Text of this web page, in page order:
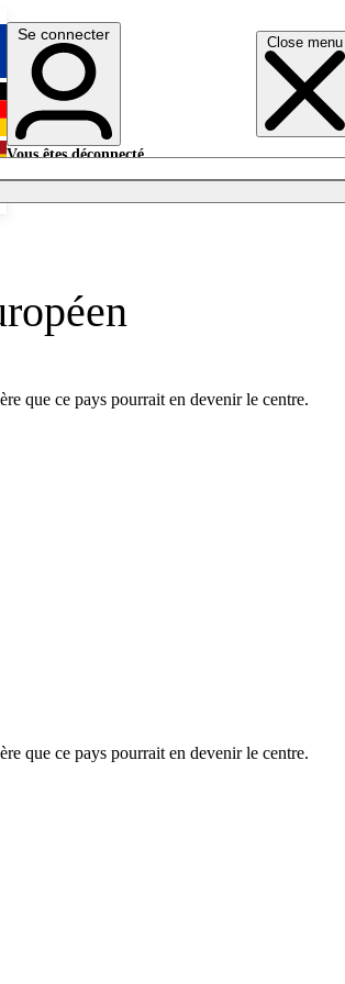
Close menu
English
Deutsch
Se connecter
Vous êtes déconnecté.
que ce pays pourrait en devenir le centre.
que ce pays pourrait en devenir le centre.